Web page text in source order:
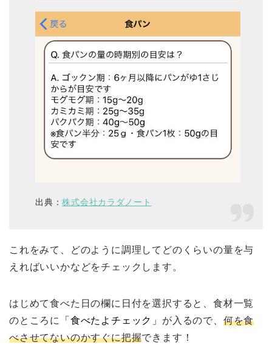
出典：株式会社カラダノート
これをみて、どのように調理してどのくらいの量を与
えればいいかなどをチェックします。
はじめて食べた日の欄に日付を選択すると、食材一覧
のところに
「食べたよチェック」 が入るので、 何を食
べさせてないのかすぐに把握できます！